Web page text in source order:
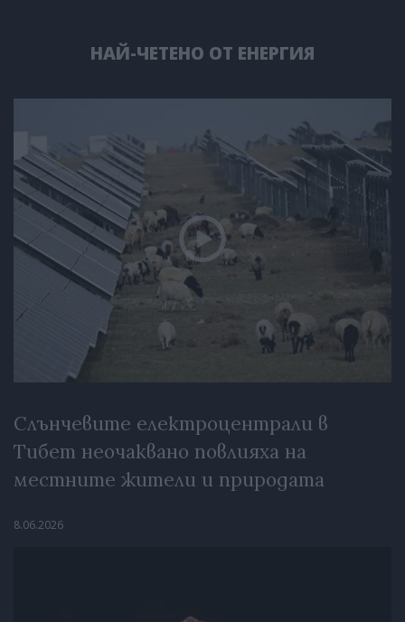
НАЙ-ЧЕТЕНО ОТ ЕНЕРГИЯ
Слънчевите електроцентрали в
Тибет неочаквано повлияха на
местните жители и природата
8.06.2026